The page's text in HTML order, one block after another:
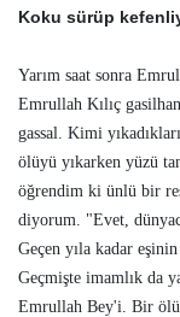
Koku sürüp
Yarım saat sonra
Emrullah Kılıç
gassal. Kimi
ölüyü yıkarken yüzü
öğrendim ki ünlü bir
diyorum. "Evet,
Geçen yıla kadar
Geçmişte imamlık da
Emrullah Bey'i. Bir